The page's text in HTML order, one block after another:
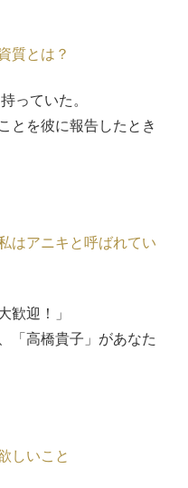
質とは？
っていた。
とを彼に報告したとき
はアニキと呼ばれてい
歓迎！」
「高橋貴子」があなた
しいこと